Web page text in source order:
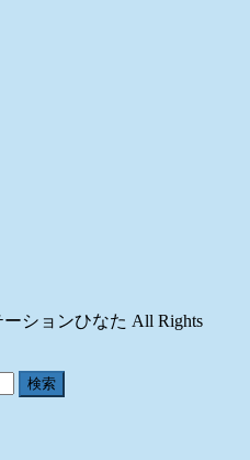
ションひなた All Rights